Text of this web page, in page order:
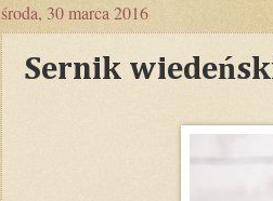
środa, 30 marca 2016
Sernik